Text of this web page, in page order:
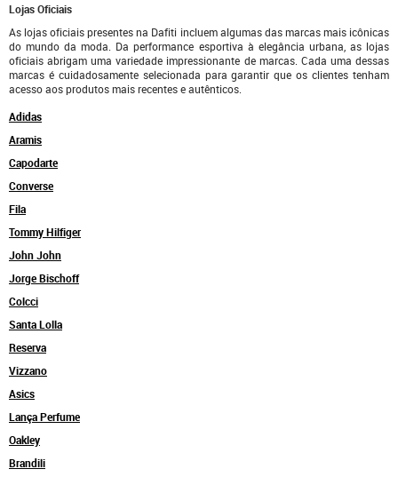
Lojas Oficiais
As lojas oficiais presentes na Dafiti incluem algumas das marcas mais icônicas
do mundo da moda. Da performance esportiva à elegância urbana, as lojas
oficiais abrigam uma variedade impressionante de marcas. Cada uma dessas
marcas é cuidadosamente selecionada para garantir que os clientes tenham
acesso aos produtos mais recentes e autênticos.
Adidas
Aramis
Capodarte
Converse
Fila
Tommy Hilfiger
John John
Jorge Bischoff
Colcci
Santa Lolla
Reserva
Vizzano
Asics
Lança Perfume
Oakley
Brandili